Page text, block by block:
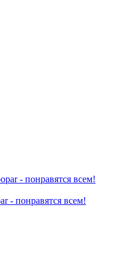
- понравятся всем!